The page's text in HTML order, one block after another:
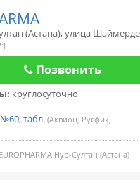
(Астана),улица
Позвонить
круглосуточно
табл. (Аквион, Русфик,
EUROPHARMA Нур-Султан (Астана)